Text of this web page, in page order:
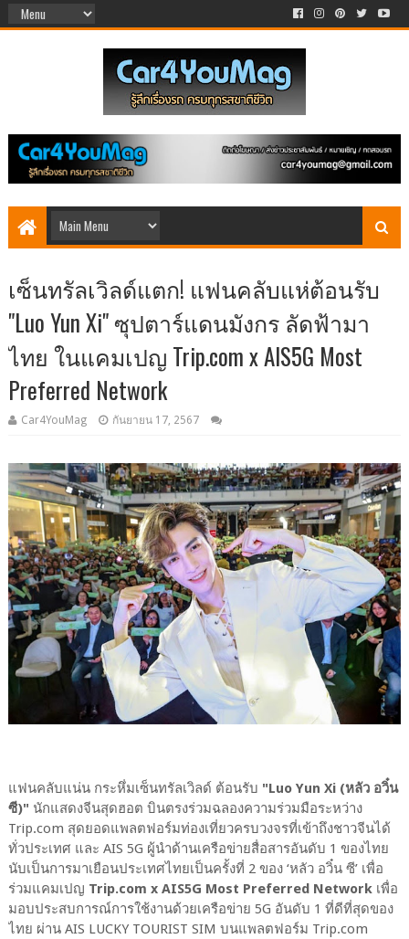
เซ็นทรัลเวิลด์แตก! แฟนคลับแห่ต้อนรับ
"Luo Yun Xi" ซุปตาร์แดนมังกร ลัดฟ้ามา
ไทย ในแคมเปญ Trip.com x AIS5G Most
Preferred Network
Car4YouMag กันยายน 17, 2567
แฟนคลับแน่น กระหึ่มเซ็นทรัลเวิลด์ ต้อนรับ "Luo Yun Xi (หลัว อวิ๋น
ซี)" นักแสดงจีนสุดฮอต บินตรงร่วมฉลองความร่วมมือระหว่าง
Trip.com สุดยอดแพลตฟอร์มท่องเที่ยวครบวงจรที่เข้าถึงชาวจีนได้
ทั่วประเทศ และ AIS 5G ผู้นำด้านเครือข่ายสื่อสารอันดับ 1 ของไทย
นับเป็นการมาเยือนประเทศไทยเป็นครั้งที่ 2 ของ ‘หลัว อวิ๋น ซี’ เพื่อ
ร่วมแคมเปญ Trip.com x AIS5G Most Preferred Networkเพื่อ
มอบประสบการณ์การใช้งานด้วยเครือข่าย 5G อันดับ 1 ที่ดีที่สุดของ
ไทย ผ่าน AIS LUCKY TOURIST SIM บนแพลตฟอร์ม Trip.com